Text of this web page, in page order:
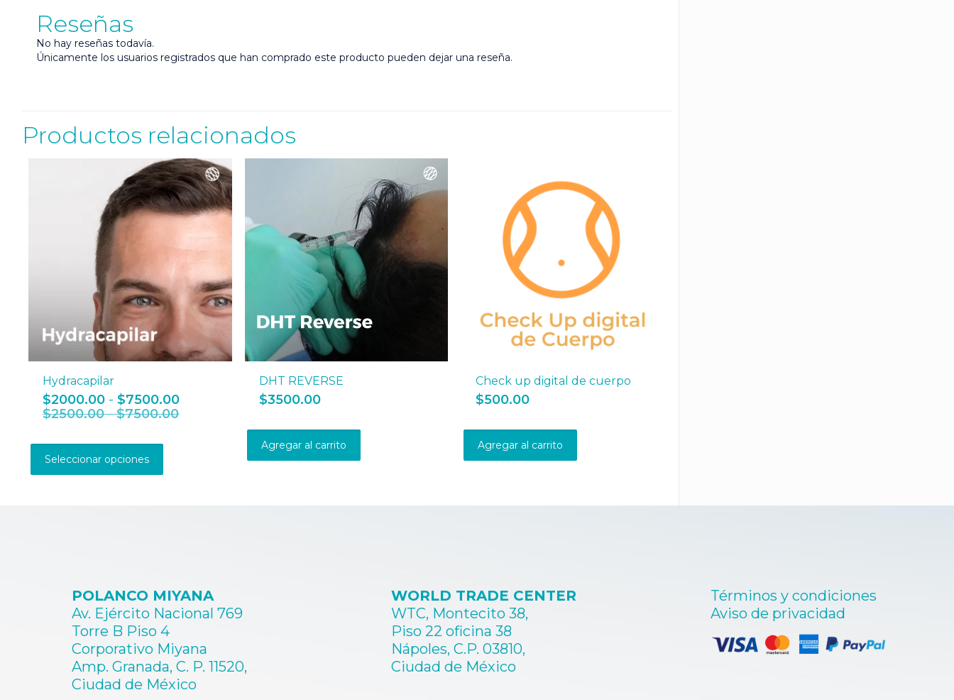
Reseñas
No hay reseñas todavía.
Únicamente los usuarios registrados que han comprado este producto pueden dejar una reseña.
Productos relacionados
Hydracapilar
$2000.00 - $7500.00Rango
de
$2500.00 - $7500.00Rango
Seleccionar opciones
la
página
de
DHT REVERSE
$3500.00
Agregar al carrito
Check up digital de cuerpo
$500.00
Agregar al carrito
POLANCO MIYANA
Av. Ejército Nacional 769
Torre B Piso 4
Corporativo Miyana
Amp. Granada, C. P. 11520,
Ciudad de México
WORLD TRADE CENTER
WTC, Montecito 38,
Piso 22 oficina 38
Nápoles, C.P. 03810,
Ciudad de México
Términos y condiciones
Aviso de privacidad